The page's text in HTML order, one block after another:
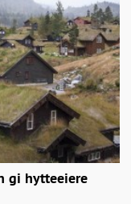
gi hytteeiere